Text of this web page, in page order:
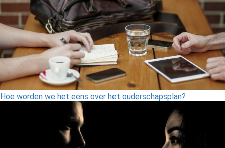
Hoe worden we het eens over het ouderschapsplan?